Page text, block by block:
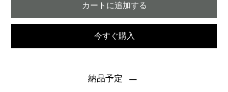
カートに追加する
今すぐ購入
納品予定